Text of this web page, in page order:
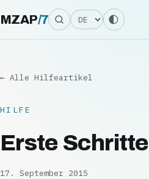
MZAP/7 Sprache
← Alle Hilfeartikel
HILFE
Erste Schritte
17. September 2015